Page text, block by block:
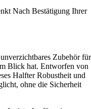
Nach Bestätigung Ihrer
Zubehör für
Blick hat. Entworfen von
Halfter Robustheit und
ohne die Sicherheit